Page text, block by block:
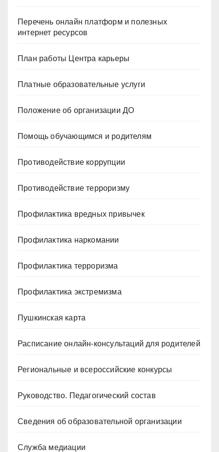
Перечень онлайн платформ и полезных
интернет ресурсов
План работы Центра карьеры
Платные образовательные услуги
Положение об организации ДО
Помощь обучающимся и родителям
Противодействие коррупции
Противодействие терроризму
Профилактика вредных привычек
Профилактика наркомании
Профилактика терроризма
Профилактика экстремизма
Пушкинская карта
Расписание онлайн-консультаций для родителей
Региональные и всероссийские конкурсы
Руководство. Педагогический состав
Сведения об образовательной организации
Служба медиации